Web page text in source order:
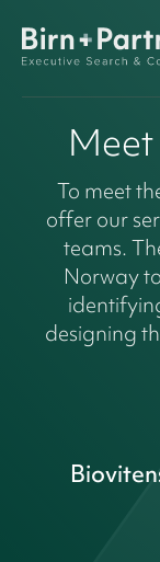
To meet
offer our
teams.
Norway
designing